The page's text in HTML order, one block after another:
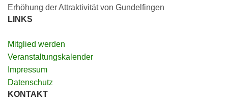
Erhöhung der Attraktivität von Gundelfingen
LINKS
Mitglied werden
Veranstaltungskalender
Impressum
Datenschutz
KONTAKT